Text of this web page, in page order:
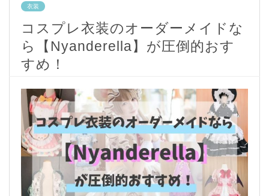
衣装
コスプレ衣装のオーダーメイドな
ら【Nyanderella】が圧倒的おす
すめ！